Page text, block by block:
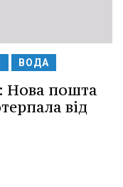
ВОДА
Нова пошта
від